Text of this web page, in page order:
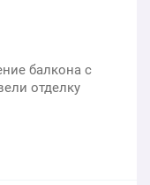
балкона с
отделку